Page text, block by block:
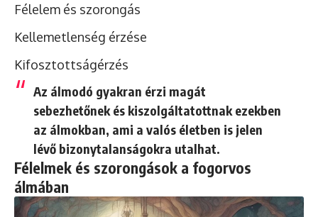
Félelem és szorongás
Kellemetlenség érzése
Kifosztottságérzés
Az álmodó gyakran érzi magát
sebezhetőnek és kiszolgáltatottnak ezekben
az álmokban, ami a valós életben is jelen
lévő bizonytalanságokra utalhat.
Félelmek és szorongások a fogorvos
álmában